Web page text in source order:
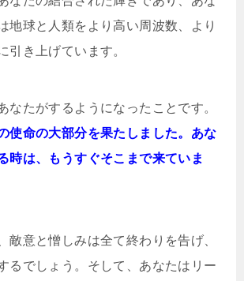
地球と人類をより高い周波数、より
引き上げています。
なたがするようになったことです。
使命の大部分を果たしました。あな
時は、もうすぐそこまで来ていま
敵意と憎しみは全て終わりを告げ、
るでしょう。そして、あなたはリー